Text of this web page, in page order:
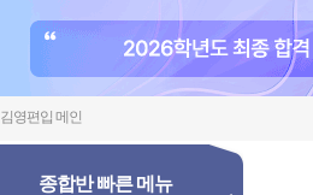
김영편입 메인
종합반 빠른 메뉴